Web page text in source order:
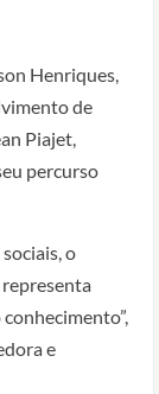
Henriques,
de
Piajet,
percurso
o
e